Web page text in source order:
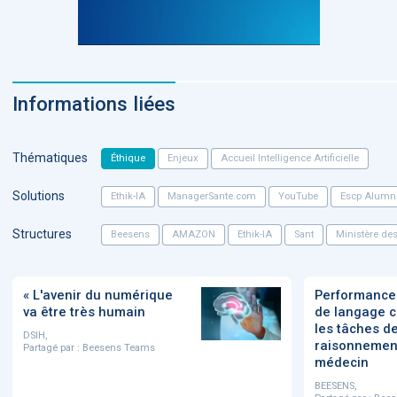
Informations liées
Thématiques Éthique Enjeux Accueil Intelligence Artificielle
Solutions Ethik-IA ManagerSante.com YouTube Escp
Structures Beesens AMAZON Ethik-IA Sant Ministère
« L'avenir du numérique
va être très humain
DSIH,
Partagé par : Beesens Teams
de langage
les tâches
médecin
BEESENS,